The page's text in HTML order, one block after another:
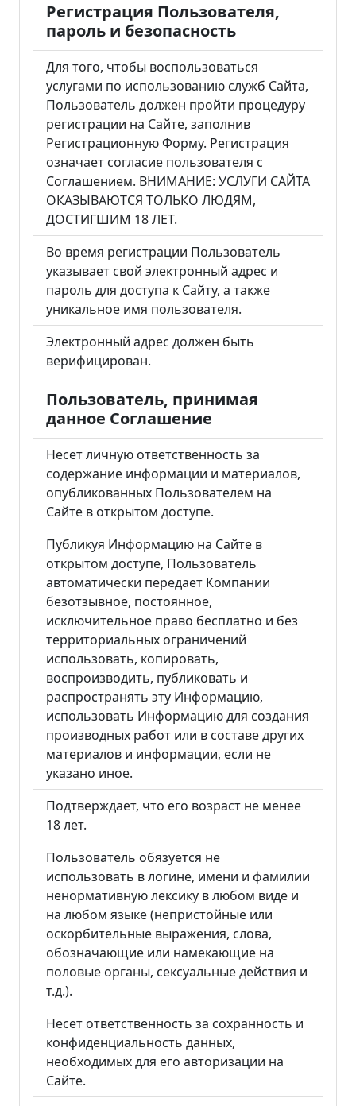
Регистрация Пользователя,
пароль и безопасность
Для того, чтобы воспользоваться
услугами по использованию служб Сайта,
Пользователь должен пройти процедуру
регистрации на Сайте, заполнив
Регистрационную Форму. Регистрация
означает согласие пользователя с
Соглашением. ВНИМАНИЕ: УСЛУГИ САЙТА
ОКАЗЫВАЮТСЯ ТОЛЬКО ЛЮДЯМ,
ДОСТИГШИМ 18 ЛЕТ.
Во время регистрации Пользователь
указывает свой электронный адрес и
пароль для доступа к Сайту, а также
уникальное имя пользователя.
Электронный адрес должен быть
верифицирован.
Пользователь, принимая
данное Соглашение
Несет личную ответственность за
содержание информации и материалов,
опубликованных Пользователем на
Сайте в открытом доступе.
Публикуя Информацию на Сайте в
открытом доступе, Пользователь
автоматически передает Компании
безотзывное, постоянное,
исключительное право бесплатно и без
территориальных ограничений
использовать, копировать,
воспроизводить, публиковать и
распространять эту Информацию,
использовать Информацию для создания
производных работ или в составе других
материалов и информации, если не
указано иное.
Подтверждает, что его возраст не менее
18 лет.
Пользователь обязуется не
использовать в логине, имени и фамилии
ненормативную лексику в любом виде и
на любом языке (непристойные или
оскорбительные выражения, слова,
обозначающие или намекающие на
половые органы, сексуальные действия и
т.д.).
Несет ответственность за сохранность и
конфиденциальность данных,
необходимых для его авторизации на
Сайте.